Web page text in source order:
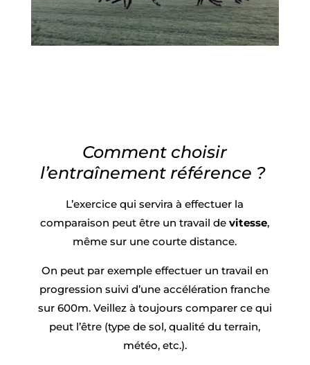
Comment choisir
l’entraînement référence ?
L’exercice qui servira à effectuer la
comparaison peut être un travail devitesse,
même sur une courte distance.
On peut par exemple effectuer un travail en
progression suivi d’une accélération franche
sur 600m. Veillez à toujours comparer ce qui
peut l’être (type de sol, qualité du terrain,
météo, etc.).